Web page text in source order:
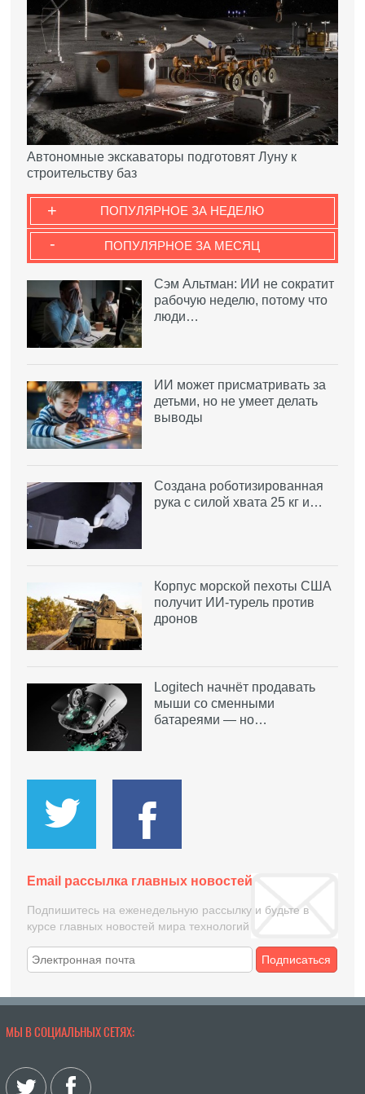
Автономные экскаваторы подготовят Луну к
строительству баз
ПОПУЛЯРНОЕ ЗА НЕДЕЛЮ
+
ПОПУЛЯРНОЕ ЗА МЕСЯЦ
-
Сэм Альтман: ИИ не сократит
рабочую неделю, потому что
люди…
ИИ может присматривать за
детьми, но не умеет делать
выводы
Создана роботизированная
рука с силой хвата 25 кг и…
Корпус морской пехоты США
получит ИИ-турель против
дронов
Logitech начнёт продавать
мыши со сменными
батареями — но…
Email рассылка главных новостей
Подпишитесь на еженедельную рассылку и будьте в
курсе главных новостей мира технологий
Подписаться
МЫ В СОЦИАЛЬНЫХ СЕТЯХ: